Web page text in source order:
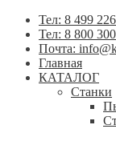
Тел: 8 499
Тел: 8 800
Почта:
Главная
КАТАЛОГ
Станки